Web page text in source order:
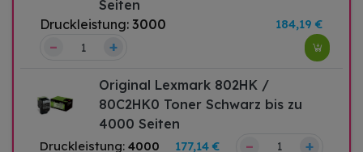
Seiten
Druckleistung: 3000 184,19 €
– +
Original Lexmark 802HK /
80C2HK0 Toner Schwarz bis zu
4000 Seiten
Druckleistung: 4000 177,14 € – +